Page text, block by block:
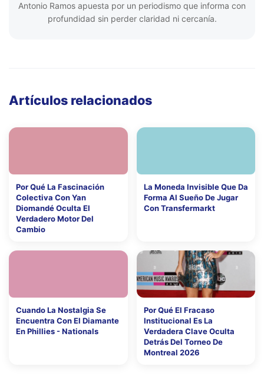
Antonio Ramos apuesta por un periodismo que informa con
profundidad sin perder claridad ni cercanía.
Artículos relacionados
Por Qué La Fascinación
Colectiva Con Yan
Diomandé Oculta El
Verdadero Motor Del
Cambio
La Moneda Invisible Que Da
Forma Al Sueño De Jugar
Con Transfermarkt
Cuando La Nostalgia Se
Encuentra Con El Diamante
En Phillies - Nationals
Por Qué El Fracaso
Institucional Es La
Verdadera Clave Oculta
Detrás Del Torneo De
Montreal 2026